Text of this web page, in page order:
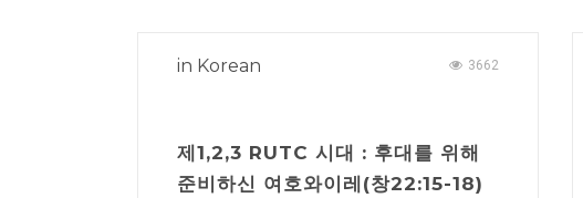
in Korean 3662
제1,2,3 RUTC 시대 : 후대를 위해
준비하신 여호와이레(창22:15-18)